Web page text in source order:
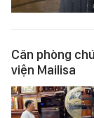
Căn phòng
viện Mailisa